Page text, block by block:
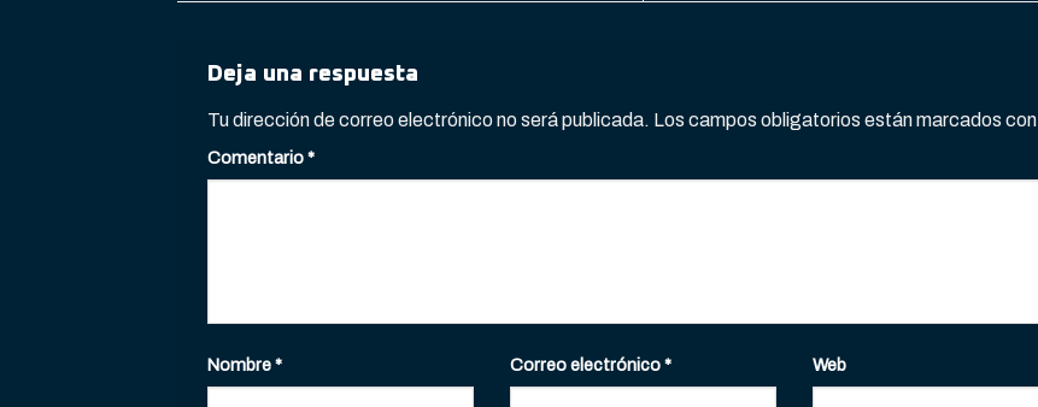
Deja una respuesta
Tu dirección de correo electrónico no será publicada. Los campos obligatorios están marcados con
Comentario*
Nombre* Correo electrónico* Web